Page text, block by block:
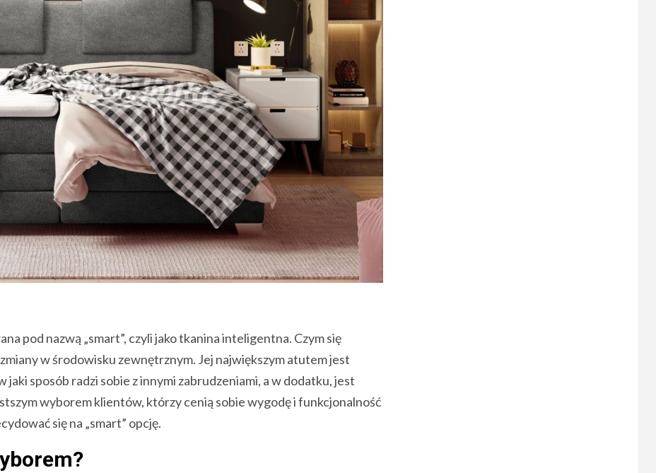
pod nazwą „smart”, czyli jako tkanina inteligentna. Czym się
w środowisku zewnętrznym. Jej największym atutem jest
jaki sposób radzi sobie z innymi zabrudzeniami, a w dodatku, jest
wyborem klientów, którzy cenią sobie wygodę i funkcjonalność
się na „smart” opcję.